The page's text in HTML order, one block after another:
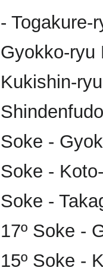
- Togakure-
Gyokko-ryu
Kukishin-
Soke -
Soke -
Soke -
17º Soke -
15º Soke -